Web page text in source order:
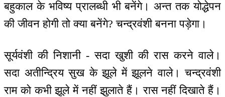
बहुकाल के भविष्य प्रालब्धी भी बनेंगे। अन्त तक योद्धेपन
की जीवन होगी तो क्या बनेंगे? चन्द्रवंशी बनना पड़ेगा।
सूर्यवंशी की निशानी - सदा खुशी की रास करने वाले।
सदा अतीन्द्रिय सुख के झूले में झूलने वाले। चन्द्रवंशी
राम को कभी झूले में नहीं झुलाते हैं। रास नहीं दिखाते हैं।